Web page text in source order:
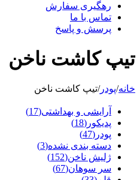
رهگیری سفارش
تماس با ما
پرسش و پاسخ
تیپ کاشت ناخن
خانه/پودر/تیپ کاشت ناخن
آرایشی و بهداشتی(17)
پدیکور (18)
پودر (47)
دسته بندی نشده(3)
ژلیش ناخن(152)
سر سوهان(67)